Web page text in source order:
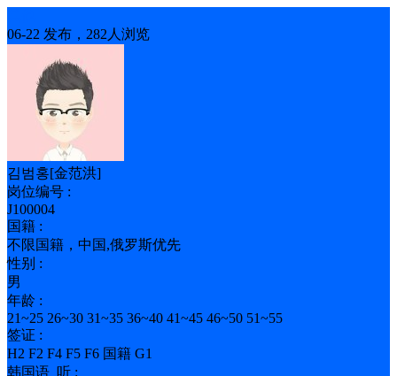
06-22 发布，282人浏览
김범홍[金范洪]
岗位编号 :
J100004
国籍 :
不限国籍，中国,俄罗斯优先
性别 :
男
年龄 :
21~25 26~30 31~35 36~40 41~45 46~50 51~55
签证 :
H2 F2 F4 F5 F6 国籍 G1
韩国语_听 :